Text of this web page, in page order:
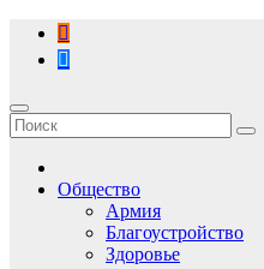
Перейти
содержимому
Общество
Армия
Благоустройство
Здоровье